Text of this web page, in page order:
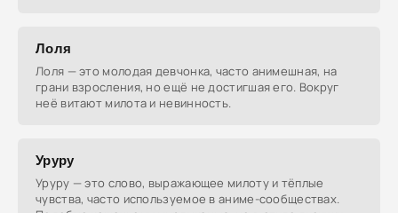
Лоля
Лоля — это молодая девчонка, часто анимешная, на
грани взросления, но ещё не достигшая его. Вокруг
неё витают милота и невинность.
Уруру
Уруру — это слово, выражающее милоту и тёплые
чувства, часто используемое в аниме-сообществах.